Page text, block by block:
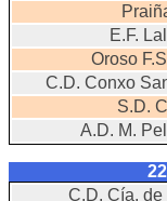
E.F.
Oroso
C.D. Conxo
S.D.
A.D. M.
C.D. Cía. de